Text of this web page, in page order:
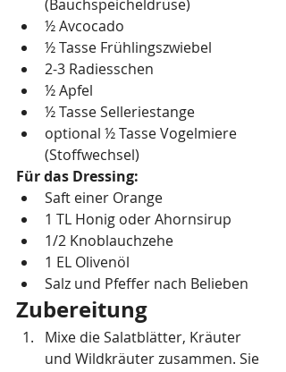
(Bauchspeicheldrüse)
½ Avcocado
½ Tasse Frühlingszwiebel
2-3 Radiesschen
½ Apfel
½ Tasse Selleriestange
optional ½ Tasse Vogelmiere
(Stoffwechsel)
Für das Dressing:
Saft einer Orange
1 TL Honig oder Ahornsirup
1/2 Knoblauchzehe
1 EL Olivenöl
Salz und Pfeffer nach Belieben
Zubereitung
Mixe die Salatblätter, Kräuter
und Wildkräuter zusammen. Sie